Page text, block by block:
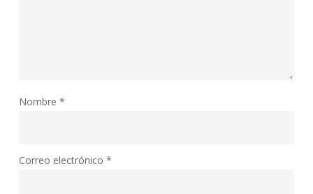
Nombre *
Correo electrónico *